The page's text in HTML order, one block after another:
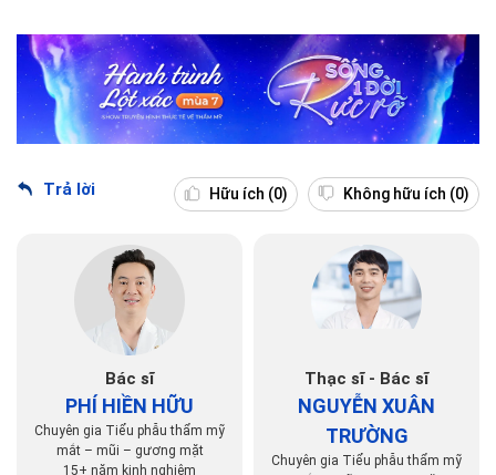
Trả lời Hữu ích (0) Không hữu ích (0)
Bác sĩ
PHÍ HIỀN HỮU
Chuyên gia Tiểu phẫu thẩm mỹ
mắt – mũi – gương mặt
15+ năm kinh nghiệm
Thạc sĩ - Bác sĩ
NGUYỄN XUÂN
TRƯỜNG
Chuyên gia Tiểu phẫu thẩm mỹ